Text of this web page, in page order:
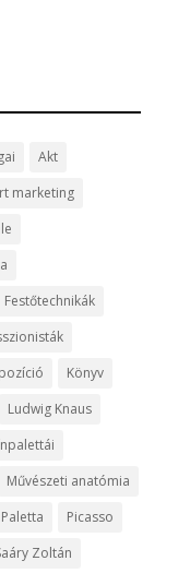
Akt
marketing
Festőtechnikák
Könyv
Ludwig Knaus
Művészeti anatómia
Paletta
Picasso
Zoltán